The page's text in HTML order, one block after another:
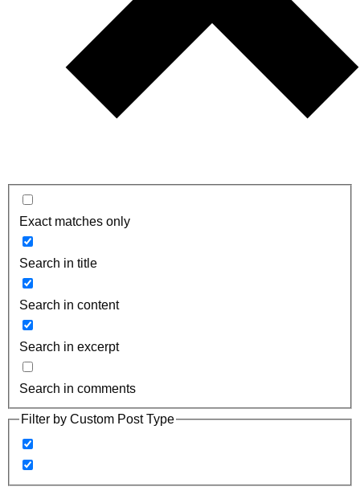
Exact matches only
Search in title
Search in content
Search in excerpt
Search in comments
Filter by Custom Post Type